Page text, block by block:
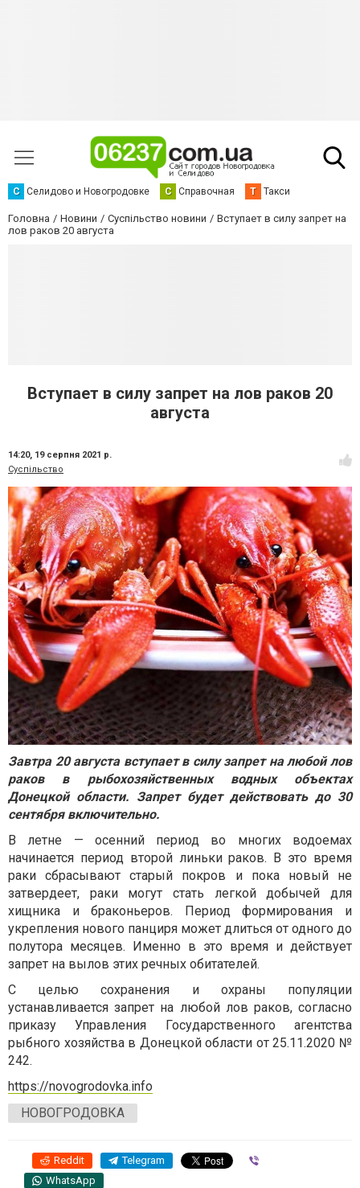
С Селидово и Новогродовке С Справочная Т Такси
Головна Новини Суспільство новини
Вступает в силу запрет на
лов раков 20 августа
Вступает в силу запрет на лов раков 20
августа
14:20, 19 серпня 2021 р.
Суспільство
Завтра 20 августа вступает в силу запрет на любой лов
раков в рыбохозяйственных водных объектах
Донецкой области. Запрет будет действовать до 30
сентября включительно.
В летне — осенний период во многих водоемах
начинается период второй линьки раков. В это время
раки сбрасывают старый покров и пока новый не
затвердеет, раки могут стать легкой добычей для
хищника и браконьеров. Период формирования и
укрепления нового панциря может длиться от одного до
полутора месяцев. Именно в это время и действует
запрет на вылов этих речных обитателей.
С целью сохранения и охраны популяции
устанавливается запрет на любой лов раков, согласно
приказу Управления Государственного агентства
рыбного хозяйства в Донецкой области от 25.11.2020 №
242.
https://novogrodovka.info
НОВОГРОДОВКА
Reddit Telegram
WhatsApp